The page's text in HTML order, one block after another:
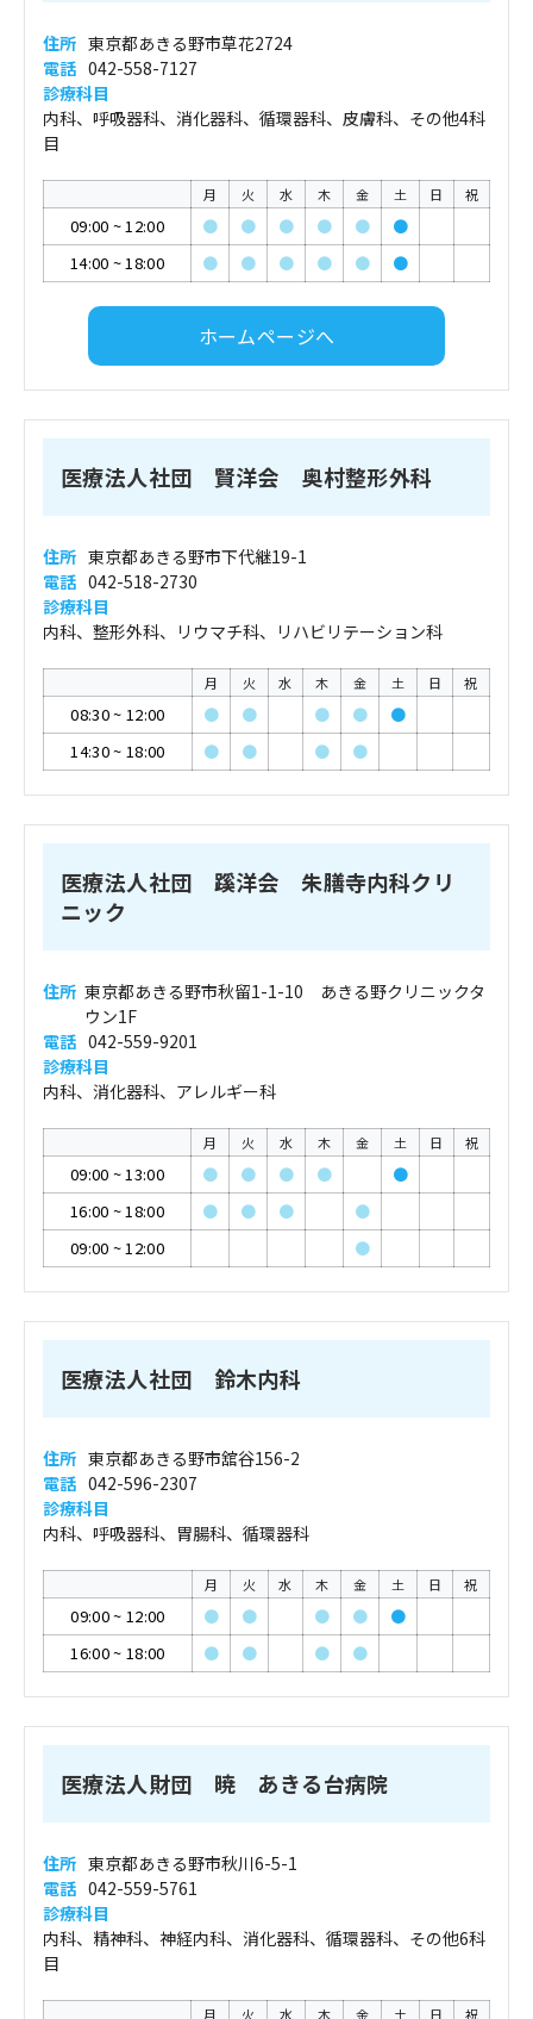
住所 東京都あきる野市草花2724
電話 042-558-7127
診療科目
内科、呼吸器科、消化器科、循環器科、皮膚科、その他4科
目
月 火 水 木 金 土 日 祝
09:00 ~12:00 ● ● ● ● ●
●
14:00 ~18:00 ● ● ● ● ● ●
ホームページへ
医療法人社団 賢洋会 奥村整形外科
住所 東京都あきる野市下代継19-1
電話 042-518-2730
診療科目
内科、整形外科、リウマチ科、リハビリテーション科
月 火 水 木 金 土 日 祝
08:30~ 12:00 ● ● ● ●
●
14:30~ 18:00 ● ● ● ●
医療法人社団 蹊洋会 朱膳寺内科クリ
ニック
住所 東京都あきる野市秋留1-1-10 あきる野クリニックタ
ウン1F
電話 042-559-9201
診療科目
内科、消化器科、アレルギー科
月 火 水 木 金 土 日 祝
09:00 ~13:00 ● ● ● ●
●
16:00 ~18:00 ● ● ●
●
09:00 ~12:00 ●
医療法人社団 鈴木内科
住所 東京都あきる野市舘谷156-2
電話 042-596-2307
診療科目
内科、呼吸器科、胃腸科、循環器科
月 火 水 木 金 土 日 祝
09:00~ 12:00 ● ● ● ●
●
16:00~ 18:00 ● ● ● ●
医療法人財団 暁 あきる台病院
住所 東京都あきる野市秋川6-5-1
電話 042-559-5761
診療科目
内科、精神科、神経内科、消化器科、循環器科、その他6科
目
月 火 水 木 金 土 日 祝